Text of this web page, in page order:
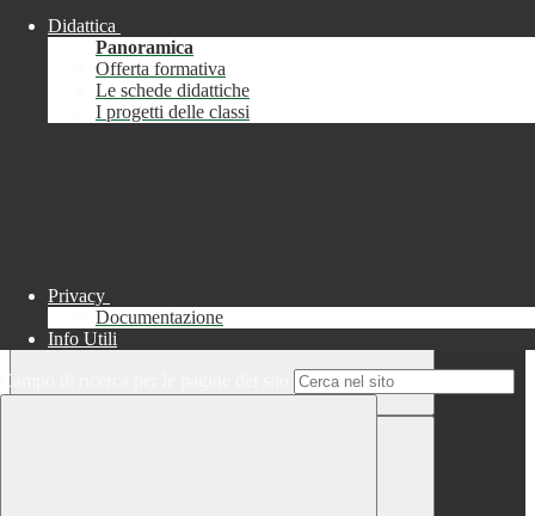
Chiudi
Informazione
Didattica
Panoramica
Offerta formativa
Le schede didattiche
I progetti delle classi
Privacy
Documentazione
Info Utili
Campo di ricerca per le pagine del sito